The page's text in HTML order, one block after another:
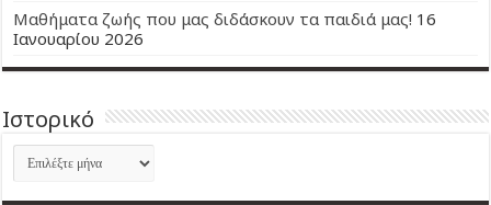
Μαθήματα ζωής που μας διδάσκουν τα παιδιά μας! 16
Ιανουαρίου 2026
Ιστορικό
Ιστορικό